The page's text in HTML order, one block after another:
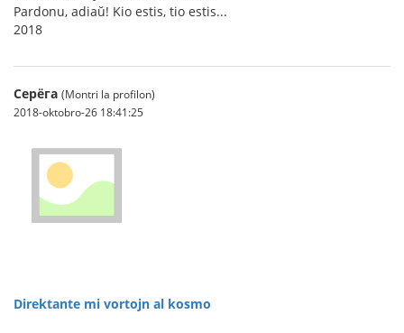
Pardonu, adiaŭ! Kio estis, tio estis...
2018
Серёга (Montri la profilon)
2018-oktobro-26 18:41:25
Direktante mi vortojn al kosmo